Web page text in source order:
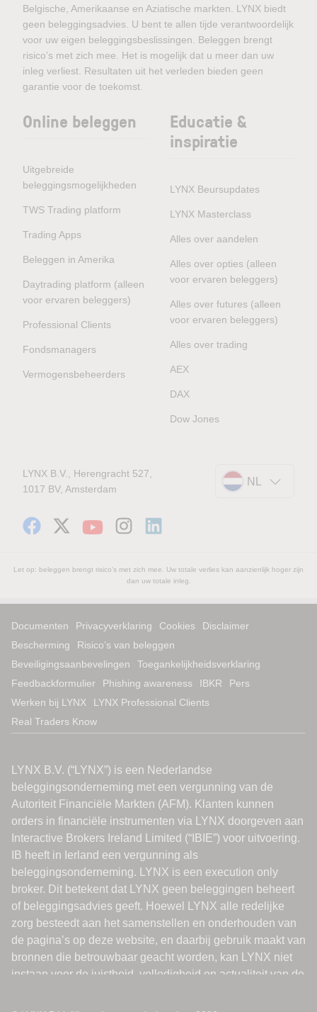
Belgische, Amerikaanse en Aziatische markten. LYNX biedt
geen beleggingsadvies. U bent te allen tijde verantwoordelijk
voor uw eigen beleggingsbeslissingen. Beleggen brengt
risico’s met zich mee. Het is mogelijk dat u meer dan uw
inleg verliest. Resultaten uit het verleden bieden geen
garantie voor de toekomst.
Online beleggen
Uitgebreide
beleggingsmogelijkheden
TWS Trading platform
Trading Apps
Beleggen in Amerika
Daytrading platform (alleen
voor ervaren beleggers)
Professional Clients
Fondsmanagers
Vermogensbeheerders
Educatie &
inspiratie
LYNX Beursupdates
LYNX Masterclass
Alles over aandelen
Alles over opties (alleen
voor ervaren beleggers)
Alles over futures (alleen
voor ervaren beleggers)
Alles over trading
AEX
DAX
Dow Jones
LYNX B.V., Herengracht 527,
1017 BV, Amsterdam
NL
Let op: beleggen brengt risico's met zich mee. Uw totale verlies kan aanzienlijk hoger zijn
dan uw totale inleg.
Documenten Privacyverklaring Cookies
Disclaimer
Bescherming
Risico’s van beleggen
Beveiligingsaanbevelingen
Toegankelijkheidsverklaring
Feedbackformulier
Phishing awareness IBKR
Pers
Werken bij LYNX
LYNX Professional Clients
Real Traders Know